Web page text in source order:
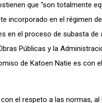
que "son totalmente
incorporado en el régimen
el proceso de subasta de
Públicas y la
de Katoen Natie es con
el respeto a las normas,